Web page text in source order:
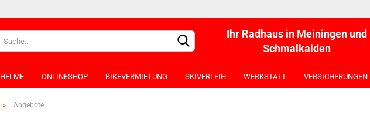
Ihr Radhaus in Meiningen und
Schmalkalden
HELME ONLINESHOP BIKEVERMIETUNG SKIVERLEIH WERKSTATT VERSICHERUNGEN
» Angebote